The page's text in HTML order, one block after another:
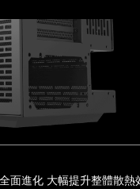
面進化 大幅提升整體散熱